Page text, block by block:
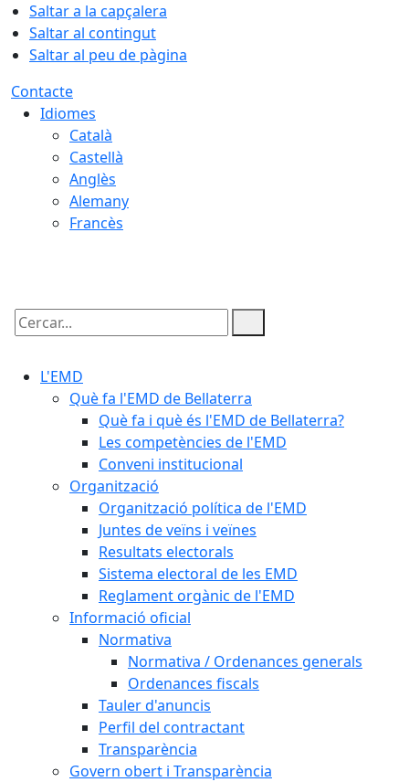
Saltar a la capçalera
Saltar al contingut
Saltar al peu de pàgina
Contacte
Idiomes
Català
Castellà
Anglès
Alemany
Francès
Cercar:
L'EMD
Què fa l'EMD de Bellaterra
Què fa i què és l'EMD de Bellaterra?
Les competències de l'EMD
Conveni institucional
Organització
Organització política de l'EMD
Juntes de veïns i veïnes
Resultats electorals
Sistema electoral de les EMD
Reglament orgànic de l'EMD
Informació oficial
Normativa
Normativa / Ordenances generals
Ordenances fiscals
Tauler d'anuncis
Perfil del contractant
Transparència
Govern obert i Transparència